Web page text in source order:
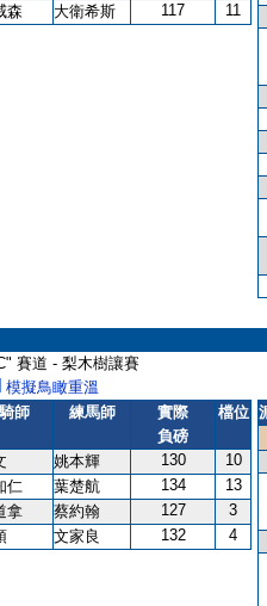
森 大衛希斯 117 11
賽道 - 梨木樹讓賽
模擬鳥瞰重溫
騎師 練馬師
實際
負磅
檔位
姚本輝 130
10
仁 葉楚航 134
13
拿 蔡約翰 127
3
文家良 132 4